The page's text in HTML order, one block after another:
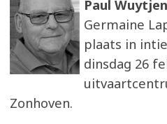
Paul
Germaine
plaats in
dinsdag 26
Zonhoven.